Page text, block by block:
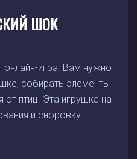
ШОК
игра. Вам нужно
собирать элементы
от птиц. Эта игрушка на
и сноровку.